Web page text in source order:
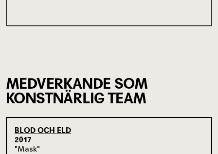
MEDVERKANDE SOM
KONSTNÄRLIG TEAM
BLOD OCH ELD
2017
Mask